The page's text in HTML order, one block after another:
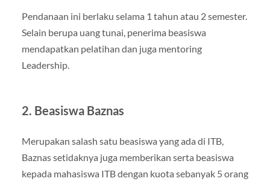
Pendanaan ini berlaku selama 1 tahun atau 2 semester.
Selain berupa uang tunai, penerima beasiswa
mendapatkan pelatihan dan juga mentoring
Leadership.
2. Beasiswa Baznas
Merupakan salash satu beasiswa yang ada di ITB,
Baznas setidaknya juga memberikan serta beasiswa
kepada mahasiswa ITB dengan kuota sebanyak 5 orang